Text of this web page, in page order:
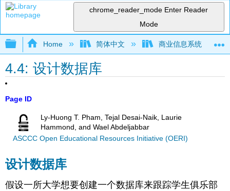
chrome_reader_mode Enter Reader
Mode
Expand/collapse global hierarchy
Home 简体中文 商业信息系统
4.4: 设计数据库
Page ID
Ly-Huong T. Pham, Tejal Desai-Naik, Laurie
Hammond, and Wael Abdeljabbar
ASCCC Open Educational Resources Initiative (OERI)
设计数据库
假设一所大学想要创建一个数据库来跟踪学生俱乐部